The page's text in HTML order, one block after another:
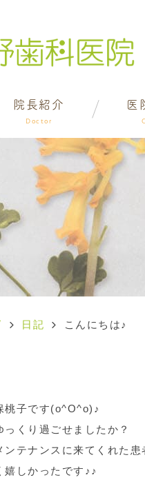
院長紹介
Doctor
医
日記 こんにちは♪
桃子です(o^O^o)♪
くり過ごせましたか？
ンテナンスに来てくれた
嬉しかったです♪♪